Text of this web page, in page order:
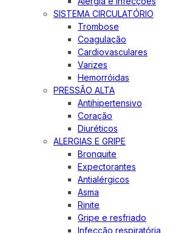
SISTEMA CIRCULATÓRIO
Trombose
Coagulação
Cardiovasculares
Varizes
Hemorróidas
PRESSÃO ALTA
Antihipertensivo
Coração
Diuréticos
ALERGIAS E GRIPE
Bronquite
Expectorantes
Antialérgicos
Asma
Rinite
Gripe e resfriado
Infecção respiratória